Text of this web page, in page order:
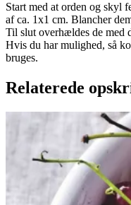
Start med at orden og skyl
af ca. 1x1 cm. Blancher
Til slut overhældes de med
Hvis du har mulighed, så
bruges.
Relaterede